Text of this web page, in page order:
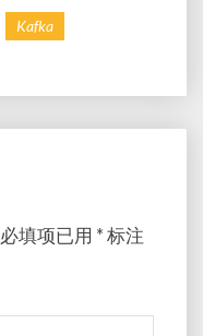
Kafka
必填项已用 *标注